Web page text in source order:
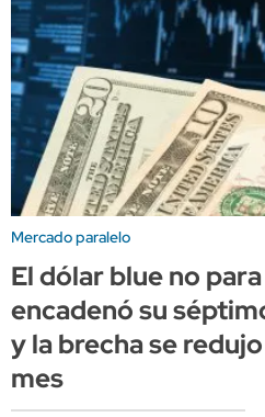
Mercado paralelo
El dólar blue no
encadenó su
y la brecha se
mes